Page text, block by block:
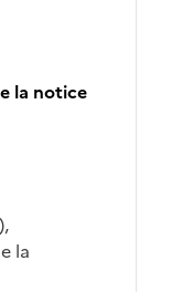
la notice
la